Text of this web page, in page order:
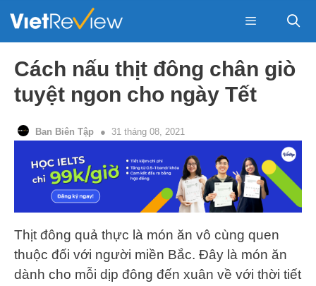
Menu
Cách nấu thịt đông chân giò
tuyệt ngon cho ngày Tết
Ban Biên Tập 31 tháng 08, 2021
Thịt đông quả thực là món ăn vô cùng quen
thuộc đối với người miền Bắc. Đây là món ăn
dành cho mỗi dịp đông đến xuân về với thời tiết